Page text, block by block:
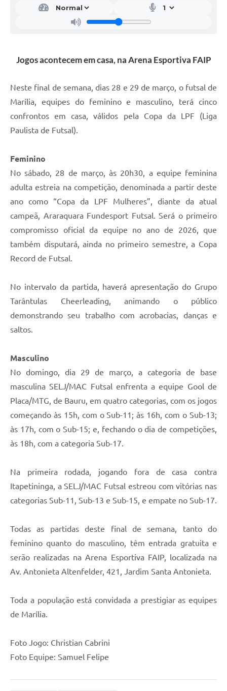
Jogos acontecem em casa, na Arena Esportiva FAIP
Neste final de semana, dias 28 e 29 de março, o futsal de
Marília, equipes do feminino e masculino, terá cinco
confrontos em casa, válidos pela Copa da LPF (Liga
Paulista de Futsal).
Feminino
No sábado, 28 de março, às 20h30, a equipe feminina
adulta estreia na competição, denominada a partir deste
ano como “Copa da LPF Mulheres”, diante da atual
campeã, Araraquara Fundesport Futsal. Será o primeiro
compromisso oficial da equipe no ano de 2026, que
também disputará, ainda no primeiro semestre, a Copa
Record de Futsal.
No intervalo da partida, haverá apresentação do Grupo
Tarântulas Cheerleading, animando o público
demonstrando seu trabalho com acrobacias, danças e
saltos.
Masculino
No domingo, dia 29 de março, a categoria de base
masculina SELJ/MAC Futsal enfrenta a equipe Gool de
Placa/MTG, de Bauru, em quatro categorias, com os jogos
começando às 15h, com o Sub-11; às 16h, com o Sub-13;
às 17h, com o Sub-15; e, fechando o dia de competições,
às 18h, com a categoria Sub-17.
Na primeira rodada, jogando fora de casa contra
Itapetininga, a SELJ/MAC Futsal estreou com vitórias nas
categorias Sub-11, Sub-13 e Sub-15, e empate no Sub-17.
Todas as partidas deste final de semana, tanto do
feminino quanto do masculino, têm entrada gratuita e
serão realizadas na Arena Esportiva FAIP, localizada na
Av. Antonieta Altenfelder, 421, Jardim Santa Antonieta.
Toda a população está convidada a prestigiar as equipes
de Marília.
Foto Jogo: Christian Cabrini
Foto Equipe: Samuel Felipe